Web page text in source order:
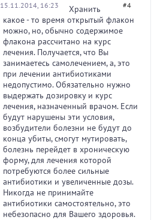
15.11.2014, 16:23 #4
Хранить
какое - то время открытый флакон
можно, но, обычно содержимое
флакона рассчитано на курс
лечения. Получается, что Вы
занимаетесь самолечением, а, это
при лечении антибиотиками
недопустимо. Обязательно нужно
выдержать дозировку и курс
лечения, назначенный врачом. Если
будут нарушены эти условия,
возбудители болезни не будут до
конца убиты, смогут мутировать,
болезнь перейдет в хроническую
форму, для лечения которой
потребуются более сильные
антибиотики и увеличенные дозы.
Никогда не принимайте
антибиотики самостоятельно, это
небезопасно для Вашего здоровья.